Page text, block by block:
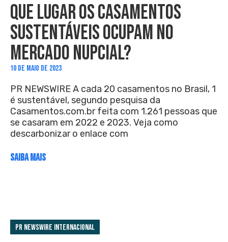
QUE LUGAR OS CASAMENTOS
SUSTENTÁVEIS OCUPAM NO
MERCADO NUPCIAL?
10 DE MAIO DE 2023
PR NEWSWIRE A cada 20 casamentos no Brasil, 1
é sustentável, segundo pesquisa da
Casamentos.com.br feita com 1.261 pessoas que
se casaram em 2022 e 2023. Veja como
descarbonizar o enlace com
SAIBA MAIS
PR Newswire Internacional